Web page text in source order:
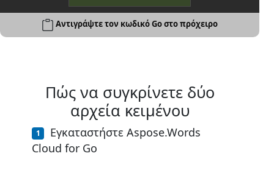
Αντιγράψτε τον κωδικό Go στο πρόχειρο
Πώς να συγκρίνετε δύο
αρχεία κειμένου
Εγκαταστήστε Aspose.Words
Cloud for Go